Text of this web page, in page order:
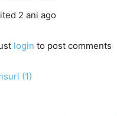
2 ani ago
login to post comments
(1)